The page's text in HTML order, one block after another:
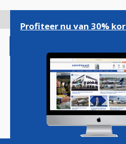
gaan
Magazine
Profiteer nu van 30%